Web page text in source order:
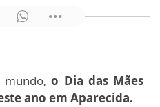
mundo,o Dia das Mães
ano em Aparecida.